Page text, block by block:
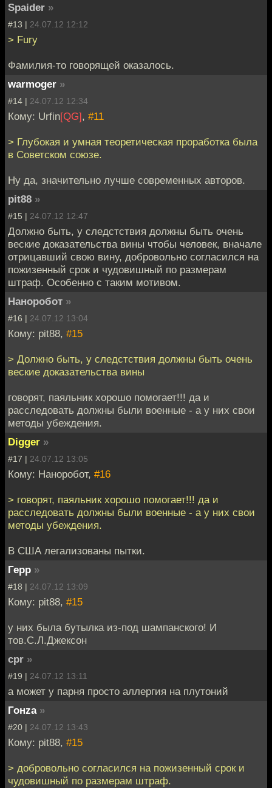
Spaider »
#13 | 24.07.12 12:12
> Fury
Фамилия-то говорящей оказалось.
warmoger »
#14 | 24.07.12 12:34
Кому: Urfin[QG], #11
> Глубокая и умная теоретическая проработка была
в Советском союзе.
Ну да, значительно лучше современных авторов.
pit88 »
#15 | 24.07.12 12:47
Должно быть, у следстствия должны быть очень
веские доказательства вины чтобы человек, вначале
отрицавший свою вину, добровольно согласился на
пожизенный срок и чудовишный по размерам
штраф. Особенно с таким мотивом.
Наноробот »
#16 | 24.07.12 13:04
Кому: pit88, #15
> Должно быть, у следстствия должны быть очень
веские доказательства вины
говорят, паяльник хорошо помогает!!! да и
расследовать должны были военные - а у них свои
методы убеждения.
Digger »
#17 | 24.07.12 13:05
Кому: Наноробот, #16
> говорят, паяльник хорошо помогает!!! да и
расследовать должны были военные - а у них свои
методы убеждения.
В США легализованы пытки.
Герр »
#18 | 24.07.12 13:09
Кому: pit88, #15
у них была бутылка из-под шампанского! И
тов.С.Л.Джексон
cpr »
#19 | 24.07.12 13:11
а может у парня просто аллергия на плутоний
Гонzа »
#20 | 24.07.12 13:43
Кому: pit88, #15
> добровольно согласился на пожизенный срок и
чудовишный по размерам штраф.